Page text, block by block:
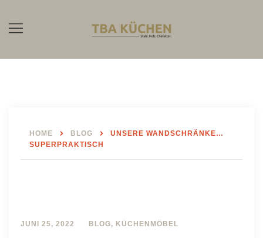
HOME BLOG
UNSERE WANDSCHRÄNKE…
SUPERPRAKTISCH
JUNI 25, 2022 BLOG, KÜCHENMÖBEL